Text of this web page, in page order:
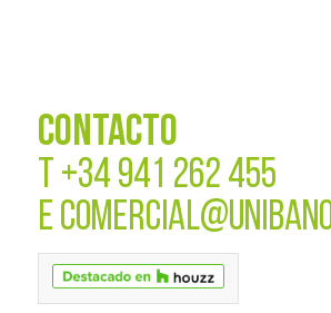
CONTACTO
T +34 941 262 455
E